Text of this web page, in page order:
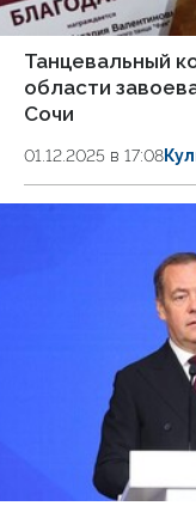
Танцевальный
области
Сочи
01.12.2025 в 17:08